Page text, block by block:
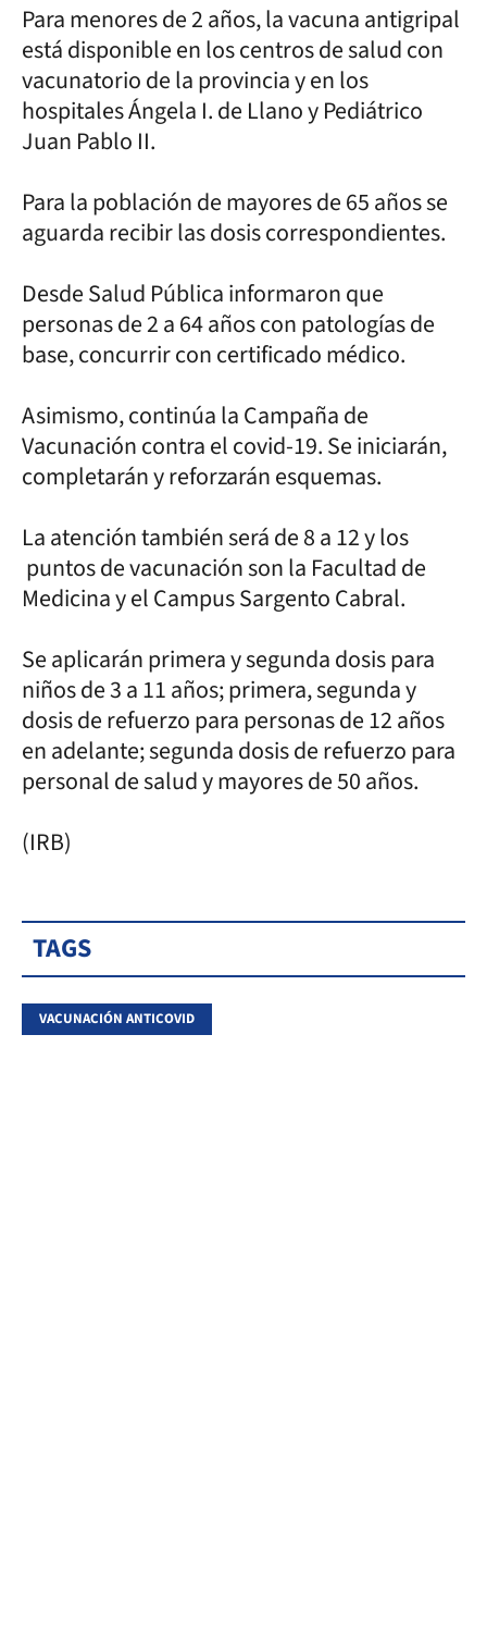
Para menores de 2 años, la vacuna antigripal
está disponible en los centros de salud con
vacunatorio de la provincia y en los
hospitales Ángela I. de Llano y Pediátrico
Juan Pablo II.
Para la población de mayores de 65 años se
aguarda recibir las dosis correspondientes.
Desde Salud Pública informaron que
personas de 2 a 64 años con patologías de
base, concurrir con certificado médico.
Asimismo, continúa la Campaña de
Vacunación contra el covid-19. Se iniciarán,
completarán y reforzarán esquemas.
La atención también será de 8 a 12 y los
puntos de vacunación son la Facultad de
Medicina y el Campus Sargento Cabral.
Se aplicarán primera y segunda dosis para
niños de 3 a 11 años; primera, segunda y
dosis de refuerzo para personas de 12 años
en adelante; segunda dosis de refuerzo para
personal de salud y mayores de 50 años.
(IRB)
TAGS
VACUNACIÓN ANTICOVID